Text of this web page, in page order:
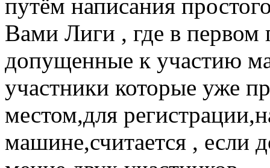
путём написания
Вами Лиги , где в первом
допущенные к участию
участники которые уже
местом,для
машине,считается , если